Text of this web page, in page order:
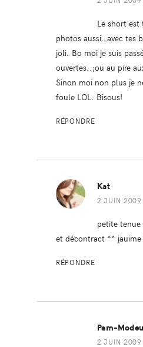
Le short est
photos aussi…avec tes
joli. Bo moi je suis
ouvertes..;ou au pire
Sinon moi non plus je
foule LOL. Bisous!
RÉPONDRE
Kat
2 JUIN
petite
et décontract ^^ jauime
RÉPONDRE
Pam-
2 JUIN